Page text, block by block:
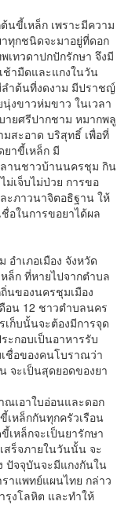
เหล็ก เพราะมีความ
ทุกชนิดจะมาอยู่ที่ดอก
เทวดาปกปักรักษา จึงมี
ช้ามืดและแกงในวัน
ลำต้นที่งดงาม มีปราชญ์
งขาวห่มขาว ในเวลา
ายศรีปากชาม หมากพลู
มสะอาด บริสุทธิ์ เพื่อที่
ยาขี้เหล็ก มี
ลานชาวบ้านนครชุม กิน
ม่เจ็บไม่ป่วย การขอ
ะภาวนาจิตอธิฐาน ให้
อในการขอยาได้ผล
เภอเมือง จังหวัด
ล็ก ที่หายไปจากตำบล
นของนครชุมเมือง
อน 12 ชาวตำบลนคร
เก็บนั้นจะต้องมีการจุด
ะกอบเป็นอาหารรับ
ชื่อของคนโบราณว่า
จะเป็นสุดยอดของยา
เอาใบอ่อนและดอก
เหล็กกันทุกครัวเรือน
หล็กจะเป็นยารักษา
สร็จภายในวันนั้น จะ
ปัจจุบันจะมีแกงกันใน
าแพทย์แผนไทย กล่าว
รุงโลหิต และทำให้